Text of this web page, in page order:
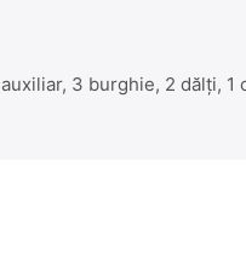
3 burghie, 2 dălţi, 1